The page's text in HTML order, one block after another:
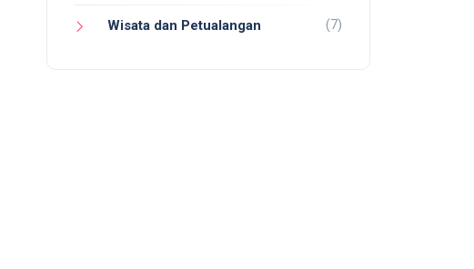
Wisata dan Petualangan (7)